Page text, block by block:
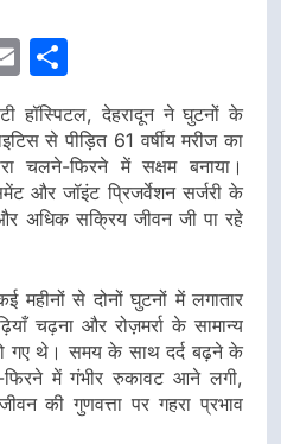
Email
हॉस्पिटल, देहरादून ने घुटनों के
से पीड़ित 61 वर्षीय मरीज का
चलने-फिरने में सक्षम बनाया।
और जॉइंट प्रिजर्वेशन सर्जरी के
अधिक सक्रिय जीवन जी पा रहे
महीनों से दोनों घुटनों में लगातार
चढ़ना और रोज़मर्रा के सामान्य
गए थे। समय के साथ दर्द बढ़ने के
में गंभीर रुकावट आने लगी,
की गुणवत्ता पर गहरा प्रभाव